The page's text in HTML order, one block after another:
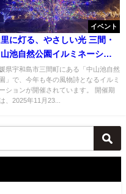
イベント
に灯る、やさしい光 三間・
池自然公園イルミネーショ
県宇和島市三間町にある「中山池自然
」で、今年も冬の風物詩となるイルミ
ションが開催されています。 開催期
、2025年11月23...